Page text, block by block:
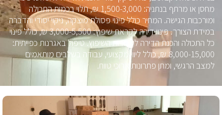
מחסן או מרתף בנתניה: 1,500-3,000 ₪, תלוי בכמות התכולה
ומורכבות הגישה. המחיר כולל פינוי פסולת מוצקה, ניקוי יסודי והדברה
במידת הצורך. פינוי דירה לקראת שיפוץ: 3,000-5,500 ₪, כולל פינוי
כל התכולה והכנת הדירה לעבודות השיפוץ. טיפול באגרנות כפייתית:
8,000-15,000 ₪, כולל ליווי מקצועי, עבודה בשלבים מותאמים
למצב הרגשי, ומתן פתרונות ארוכי טווח.